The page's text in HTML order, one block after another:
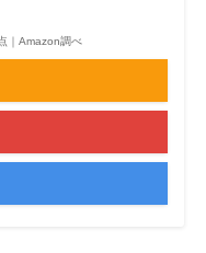
｜Amazon調べ